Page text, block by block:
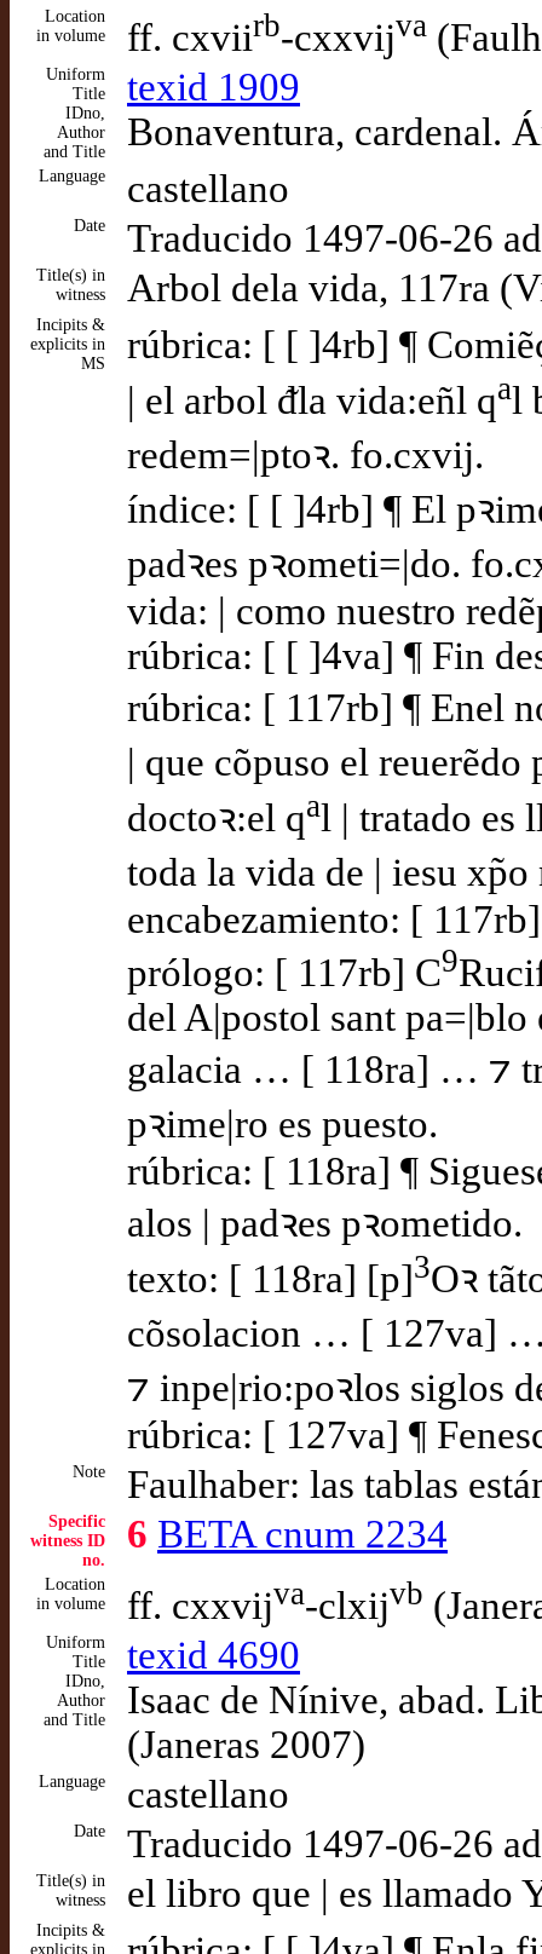
Location
in volume
ff. cxviirb-cxxvijva
Uniform
Title
IDno,
Author
and Title
texid 1909
Bonaventura, cardenal.
Language castellano
Date Traducido 1497-06-26
Title(s) in
witness
Arbol dela vida, 117ra
Incipits &
explicits in
MS
rúbrica: [ [ ]4rb] ¶
| el arbol ᵭla vida:eñl qal
redem=|ptoꝛ. fo.cxvij.
índice: [ [ ]4rb] ¶ El
padꝛes pꝛometi=|do.
vida: | como nuestro
rúbrica: [ [ ]4va] ¶ Fin
rúbrica: [ 117rb] ¶ Enel
| que cõpuso el reuerẽdo
doctoꝛ:el qal | tratado es
toda la vida de | iesu xp̃o
encabezamiento: [
prólogo: [ 117rb] C9
del A|postol sant pa=|blo
galacia … [ 118ra] … ⁊
pꝛime|ro es puesto.
rúbrica: [ 118ra] ¶
alos | padꝛes pꝛometido.
texto: [ 118ra] [p]3Oꝛ
cõsolacion … [ 127va] …
⁊ inpe|rio:poꝛlos siglos
rúbrica: [ 127va] ¶
Note Faulhaber: las tablas
Specific
witness ID
no.
6 BETA cnum 2234
Location
in volume
ff. cxxvijva-clxijvb
Uniform
Title
IDno,
Author
and Title
texid 4690
Isaac de Nínive, abad.
(Janeras 2007)
Language castellano
Date Traducido 1497-06-26
Title(s) in
witness
el libro que | es llamado
Incipits &
explicits in